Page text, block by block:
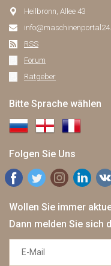
Heilbronn, Allee 43
RSS
Forum
Ratgeber
Bitte Sprache wählen
Folgen Sie Uns
Wollen Sie immer
Dann melden Sie sich